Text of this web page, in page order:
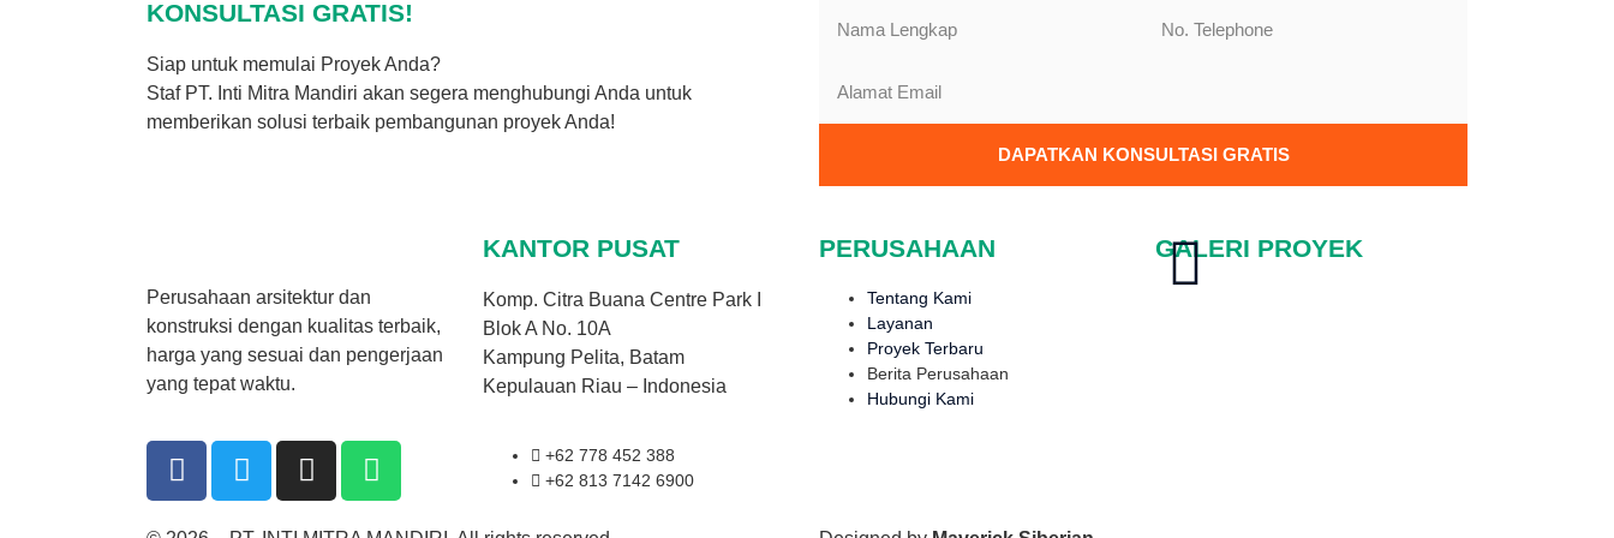
KONSULTASI GRATIS!
Siap untuk memulai Proyek Anda?
Staf PT. Inti Mitra Mandiri akan segera menghubungi Anda untuk
memberikan solusi terbaik pembangunan proyek Anda!
DAPATKAN KONSULTASI GRATIS
Perusahaan arsitektur dan
konstruksi dengan kualitas terbaik,
harga yang sesuai dan pengerjaan
yang tepat waktu.
KANTOR PUSAT
Komp. Citra Buana Centre Park I
Blok A No. 10A
Kampung Pelita, Batam
Kepulauan Riau – Indonesia
+62 778 452 388
+62 813 7142 6900
PERUSAHAAN
Tentang Kami
Layanan
Proyek Terbaru
Berita Perusahaan
Hubungi Kami
GALERI PROYEK